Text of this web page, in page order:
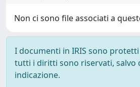
Non ci sono file associati a
I documenti in IRIS sono
tutti i diritti sono riservati, salvo
indicazione.